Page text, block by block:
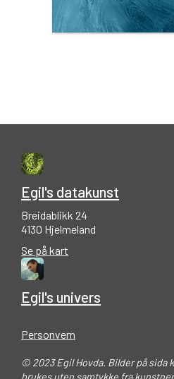
Egil's datakunst
Breidablikk 24
4130 Hjelmeland
Se på kart
Egil's univers
Personvern
© 2023 Egil Hovda. Bilder på sida